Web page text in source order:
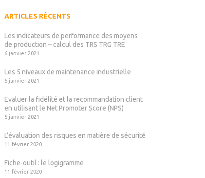
ARTICLES RÉCENTS
Les indicateurs de performance des moyens
de production – calcul des TRS TRG TRE
6 janvier 2021
Les 5 niveaux de maintenance industrielle
5 janvier 2021
Evaluer la fidélité et la recommandation client
en utilisant le Net Promoter Score (NPS)
5 janvier 2021
L’évaluation des risques en matière de sécurité
11 février 2020
Fiche-outil : le logigramme
11 février 2020